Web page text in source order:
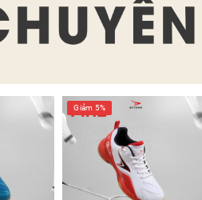
Giảm 5%